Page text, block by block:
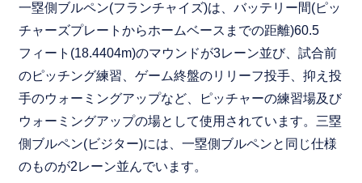
一塁側ブルペン(フランチャイズ)は、バッテリー間(ピッ
チャーズプレートからホームベースまでの距離)60.5
フィート(18.4404m)のマウンドが3レーン並び、試合前
のピッチング練習、ゲーム終盤のリリーフ投手、抑え投
手のウォーミングアップなど、ピッチャーの練習場及び
ウォーミングアップの場として使用されています。三塁
側ブルペン(ビジター)には、一塁側ブルペンと同じ仕様
のものが2レーン並んでいます。